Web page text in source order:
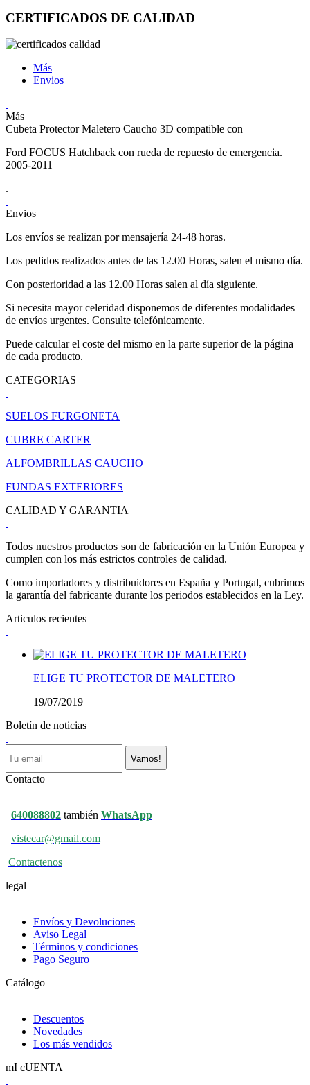
CERTIFICADOS DE CALIDAD
Más
Envios
Más
Cubeta Protector Maletero Caucho 3D compatible con
Ford FOCUS Hatchback con rueda de repuesto de emergencia.
2005-2011
.
Envios
Los envíos se realizan por mensajería 24-48 horas.
Los pedidos realizados antes de las 12.00 Horas, salen el mismo día.
Con posterioridad a las 12.00 Horas salen al día siguiente.
Si necesita mayor celeridad disponemos de diferentes modalidades
de envíos urgentes. Consulte telefónicamente.
Puede calcular el coste del mismo en la parte superior de la página
de cada producto.
CATEGORIAS
SUELOS FURGONETA
CUBRE CARTER
ALFOMBRILLAS CAUCHO
FUNDAS EXTERIORES
CALIDAD Y GARANTIA
Todos nuestros productos son de fabricación en la Unión Europea y
cumplen con los más estrictos controles de calidad.
Como importadores y distribuidores en España y Portugal, cubrimos
la garantía del fabricante durante los periodos establecidos en la Ley.
Articulos recientes
ELIGE TU PROTECTOR DE MALETERO
19/07/2019
Boletín de noticias
Vamos!
Contacto
640088802 también WhatsApp
vistecar@gmail.com
Contactenos
legal
Envíos y Devoluciones
Aviso Legal
Términos y condiciones
Pago Seguro
Catálogo
Descuentos
Novedades
Los más vendidos
mI cUENTA